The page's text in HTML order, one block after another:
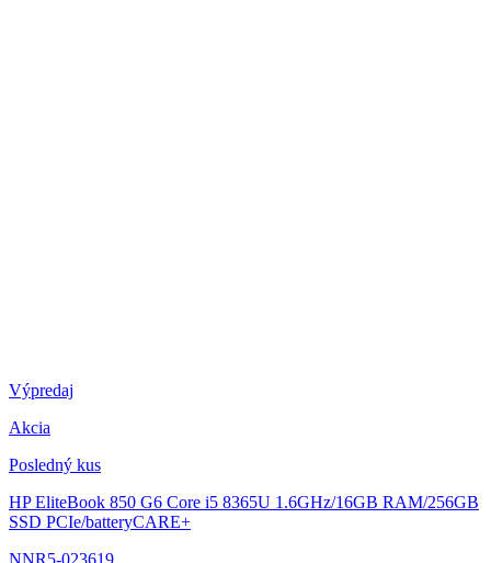
Výpredaj
Akcia
Posledný kus
HP EliteBook 850 G6 Core i5 8365U 1.6GHz/16GB RAM/256GB
SSD PCIe/batteryCARE+
NNR5-023619